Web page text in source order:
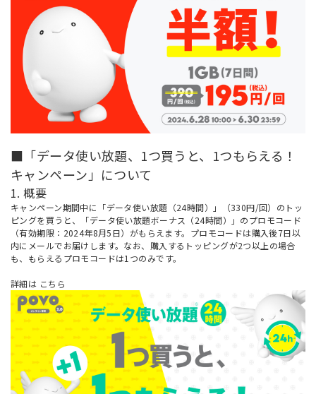
■「データ使い放題、1つ買うと、1つもらえる！
キャンペーン」について
1. 概要
キャンペーン期間中に「データ使い放題（24時間）」（330円/回）のトッ
ピングを買うと、「データ使い放題ボーナス（24時間）」のプロモコード
（有効期限：2024年8月5日）がもらえます。プロモコードは購入後7日以
内にメールでお届けします。なお、購入するトッピングが2つ以上の場合
も、もらえるプロモコードは1つのみです。
詳細は こちら